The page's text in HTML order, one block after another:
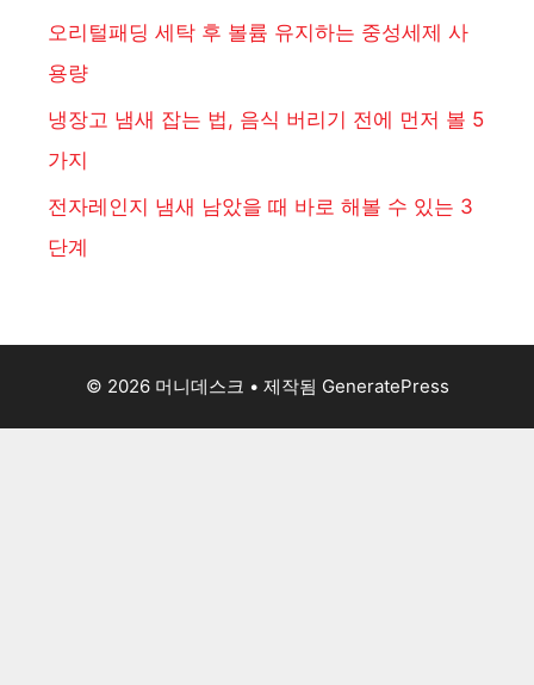
오리털패딩 세탁 후 볼륨 유지하는 중성세제 사
용량
냉장고 냄새 잡는 법, 음식 버리기 전에 먼저 볼 5
가지
전자레인지 냄새 남았을 때 바로 해볼 수 있는 3
단계
© 2026 머니데스크 • 제작됨 GeneratePress